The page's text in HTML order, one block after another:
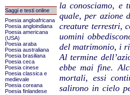
Saggi e testi online
Poesia angloafricana
Poesia angloindiana
Poesia americana
(USA)
Poesia araba
Poesia australiana
Poesia brasiliana
Poesia ceca
Poesia cinese
Poesia classica e
medievale
Poesia coreana
Poesia finlandese
la conosciamo, e
quale, per azione
creature terrestri,
uomini
del matrimonio, i
Al termine
ebbe mai fine.
mortali, essi
salirono in cielo